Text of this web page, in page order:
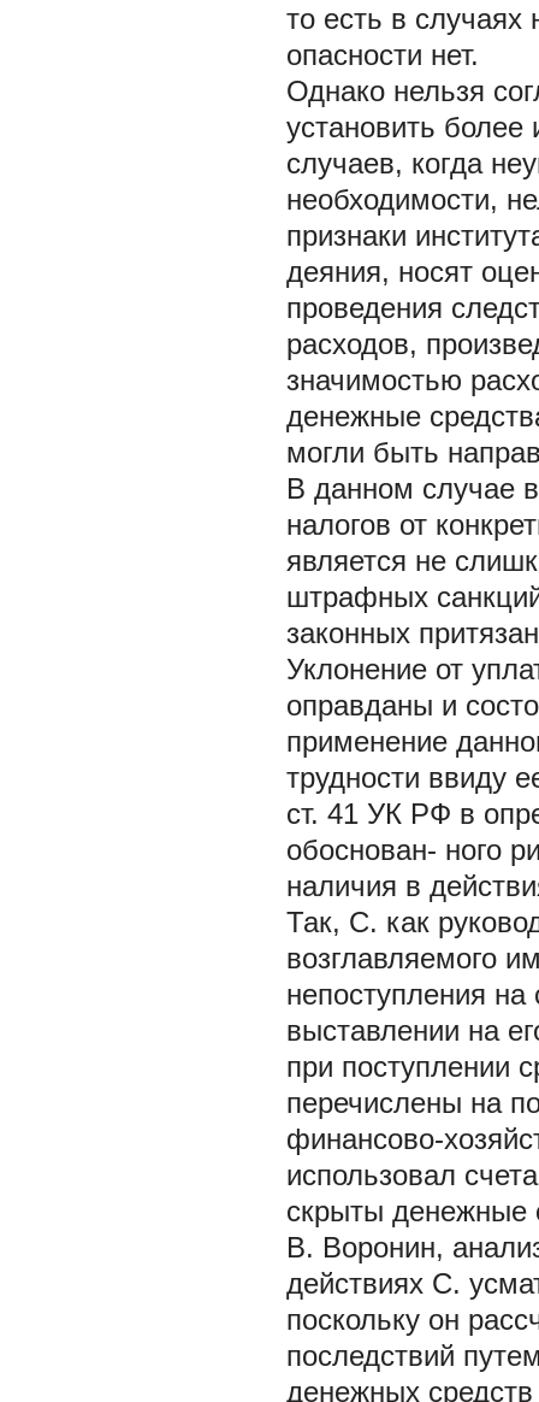
то есть в случаях
опасности нет.
Однако нельзя
установить
случаев, когда
необходимости,
признаки
деяния, носят
проведения
расходов,
значимостью
денежные
могли быть
В данном случае
налогов от
является не
штрафных
законных
Уклонение от
оправданы и
применение
трудности ввиду
ст. 41 УК РФ в
обоснован- ного
наличия в
Так, С. как
возглавляемого
непоступления на
выставлении на
при поступлении
перечислены на
финансово-
использовал
скрыты денежные
В. Воронин,
действиях С.
поскольку он
последствий
денежных